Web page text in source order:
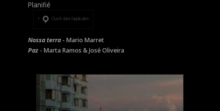
Planifié
Ouvrir dans l’application
Nossa terra- Mario Marret
Paz- Marta Ramos & José Oliveira